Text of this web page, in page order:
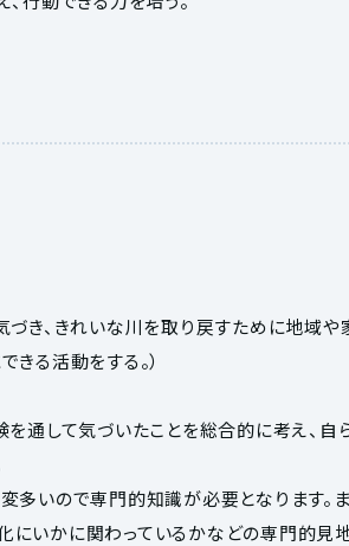
づき、きれいな川を取り戻すために地域や
る活動をする。）
を通して気づいたことを総合的に考え、自
多いので専門的知識が必要となります。ま
にいかに関わっているかなどの専門的見